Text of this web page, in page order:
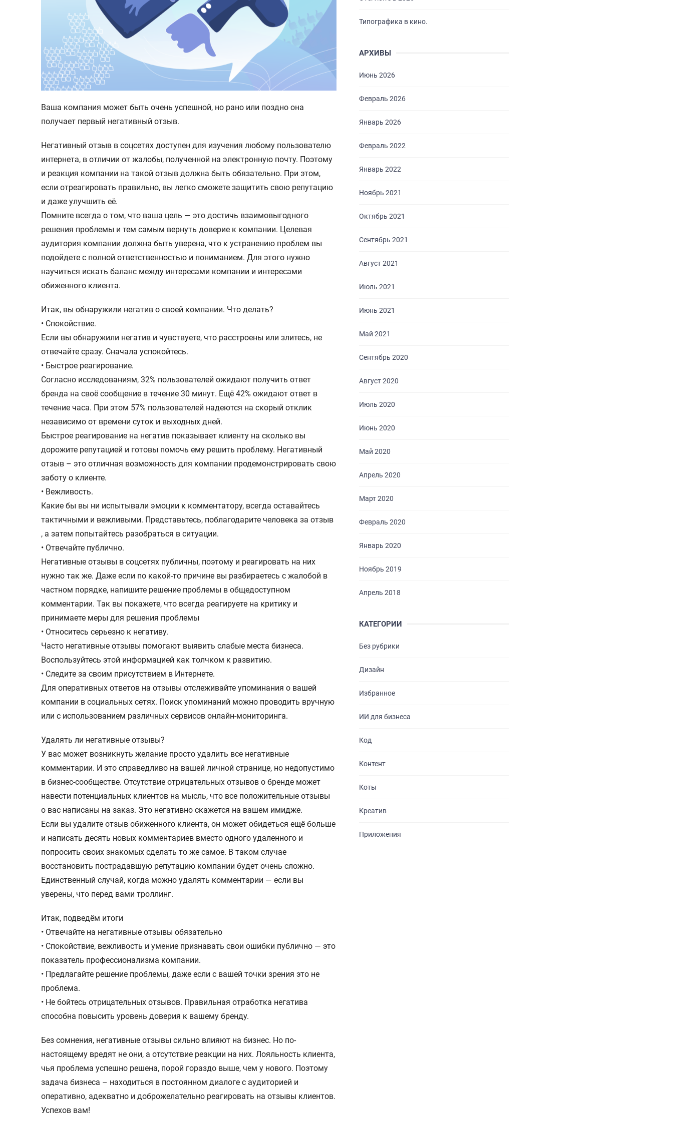
Ваша компания может быть очень успешной, но рано или поздно она
получает первый негативный отзыв.
Негативный отзыв в соцсетях доступен для изучения любому пользователю
интернета, в отличии от жалобы, полученной на электронную почту. Поэтому
и реакция компании на такой отзыв должна быть обязательно. При этом,
если отреагировать правильно, вы легко сможете защитить свою репутацию
и даже улучшить её.
Помните всегда о том, что ваша цель — это достичь взаимовыгодного
решения проблемы и тем самым вернуть доверие к компании. Целевая
аудитория компании должна быть уверена, что к устранению проблем вы
подойдете с полной ответственностью и пониманием. Для этого нужно
научиться искать баланс между интересами компании и интересами
обиженного клиента.
Итак, вы обнаружили негатив о своей компании. Что делать?
• Спокойствие.
Если вы обнаружили негатив и чувствуете, что расстроены или злитесь, не
отвечайте сразу. Сначала успокойтесь.
• Быстрое реагирование.
Согласно исследованиям, 32% пользователей ожидают получить ответ
бренда на своё сообщение в течение 30 минут. Ещё 42% ожидают ответ в
течение часа. При этом 57% пользователей надеются на скорый отклик
независимо от времени суток и выходных дней.
Быстрое реагирование на негатив показывает клиенту на сколько вы
дорожите репутацией и готовы помочь ему решить проблему. Негативный
отзыв – это отличная возможность для компании продемонстрировать свою
заботу о клиенте.
• Вежливость.
Какие бы вы ни испытывали эмоции к комментатору, всегда оставайтесь
тактичными и вежливыми. Представьтесь, поблагодарите человека за отзыв
, а затем попытайтесь разобраться в ситуации.
• Отвечайте публично.
Негативные отзывы в соцсетях публичны, поэтому и реагировать на них
нужно так же. Даже если по какой-то причине вы разбираетесь с жалобой в
частном порядке, напишите решение проблемы в общедоступном
комментарии. Так вы покажете, что всегда реагируете на критику и
принимаете меры для решения проблемы
• Относитесь серьезно к негативу.
Часто негативные отзывы помогают выявить слабые места бизнеса.
Воспользуйтесь этой информацией как толчком к развитию.
• Следите за своим присутствием в Интернете.
Для оперативных ответов на отзывы отслеживайте упоминания о вашей
компании в социальных сетях. Поиск упоминаний можно проводить вручную
или с использованием различных сервисов онлайн-мониторинга.
Удалять ли негативные отзывы?
У вас может возникнуть желание просто удалить все негативные
комментарии. И это справедливо на вашей личной странице, но недопустимо
в бизнес-сообществе. Отсутствие отрицательных отзывов о бренде может
навести потенциальных клиентов на мысль, что все положительные отзывы
о вас написаны на заказ. Это негативно скажется на вашем имидже.
Если вы удалите отзыв обиженного клиента, он может обидеться ещё больше
и написать десять новых комментариев вместо одного удаленного и
попросить своих знакомых сделать то же самое. В таком случае
восстановить пострадавшую репутацию компании будет очень сложно.
Единственный случай, когда можно удалять комментарии — если вы
уверены, что перед вами троллинг.
Итак, подведём итоги
• Отвечайте на негативные отзывы обязательно
• Спокойствие, вежливость и умение признавать свои ошибки публично — это
показатель профессионализма компании.
• Предлагайте решение проблемы, даже если с вашей точки зрения это не
проблема.
• Не бойтесь отрицательных отзывов. Правильная отработка негатива
способна повысить уровень доверия к вашему бренду.
Без сомнения, негативные отзывы сильно влияют на бизнес. Но по-
настоящему вредят не они, а отсутствие реакции на них. Лояльность клиента,
чья проблема успешно решена, порой гораздо выше, чем у нового. Поэтому
задача бизнеса – находиться в постоянном диалоге с аудиторией и
оперативно, адекватно и доброжелательно реагировать на отзывы клиентов.
Успехов вам!
Типографика в кино.
АРХИВЫ
Июнь 2026
Февраль 2026
Январь 2026
Февраль 2022
Январь 2022
Ноябрь 2021
Октябрь 2021
Сентябрь 2021
Август 2021
Июль 2021
Июнь 2021
Май 2021
Сентябрь 2020
Август 2020
Июль 2020
Июнь 2020
Май 2020
Апрель 2020
Март 2020
Февраль 2020
Январь 2020
Ноябрь 2019
Апрель 2018
КАТЕГОРИИ
Без рубрики
Дизайн
Избранное
ИИ для бизнеса
Код
Контент
Коты
Креатив
Приложения
О НАС
ПОРТФОЛИО
КАРЬЕРА
БЛОГ
КОНТАКТЫ